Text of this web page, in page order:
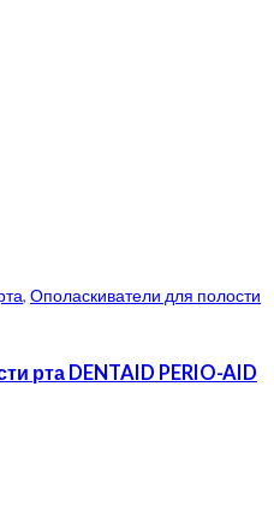
, Ополаскиватели для полости
рта DENTAID PERIO-AID